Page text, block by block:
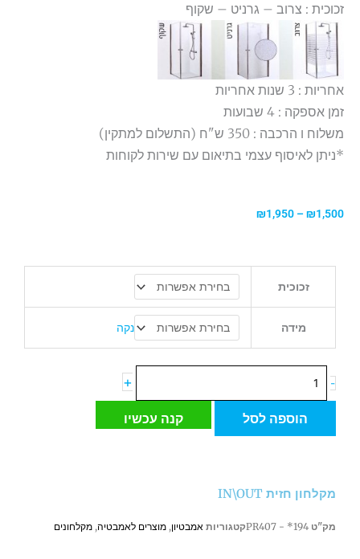
זכוכית : צרוב – גרניט – שקוף
אחריות : 3 שנות אחריות
זמן אספקה : 4 שבועות
משלוח ו הרכבה : 350 ש"ח (התשלום למתקין)
*ניתן לאיסוף עצמי בתיאום עם שירות לקוחות
₪1,500
–
₪1,950
טווח
עד
זכוכית
מידה נקה
-
מקלחון
+
הוספה לסל קנה עכשיו
מקלחון חזית IN\OUT
מק"ט 194* - PR407 קטגוריות אמבטיון, מוצרים לאמבטיה, מקלחונים